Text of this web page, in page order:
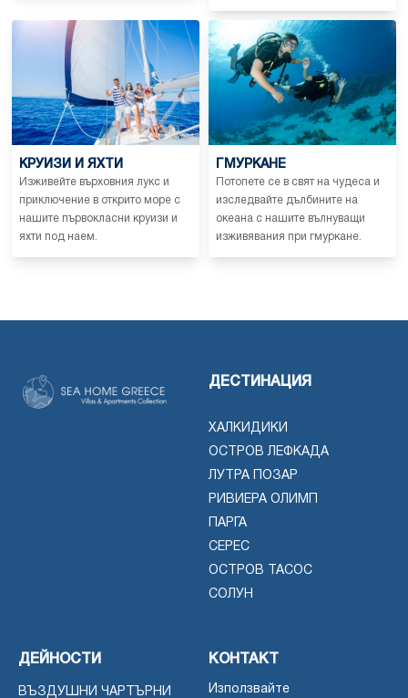
КРУИЗИ И ЯХТИ
Изживейте върховния лукс и
приключение в открито море с
нашите първокласни круизи и
яхти под наем.
ГМУРКАНЕ
Потопете се в свят на чудеса и
изследвайте дълбините на
океана с нашите вълнуващи
изживявания при гмуркане.
ДЕСТИНАЦИЯ
ХАЛКИДИКИ
ОСТРОВ ЛЕФКАДА
ЛУТРА ПОЗАР
РИВИЕРА ОЛИМП
ПАРГА
СЕРЕС
ОСТРОВ ТАСОС
СОЛУН
ДЕЙНОСТИ
ВЪЗДУШНИ ЧАРТЪРНИ
КОНТАКТ
Използвайте